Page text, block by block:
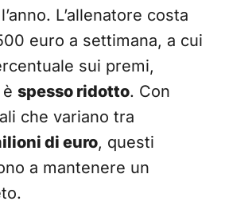
L’allenatore costa
euro a settimana, a cui
sui premi,
spesso ridotto. Con
che variano tra
di euro, questi
a mantenere un